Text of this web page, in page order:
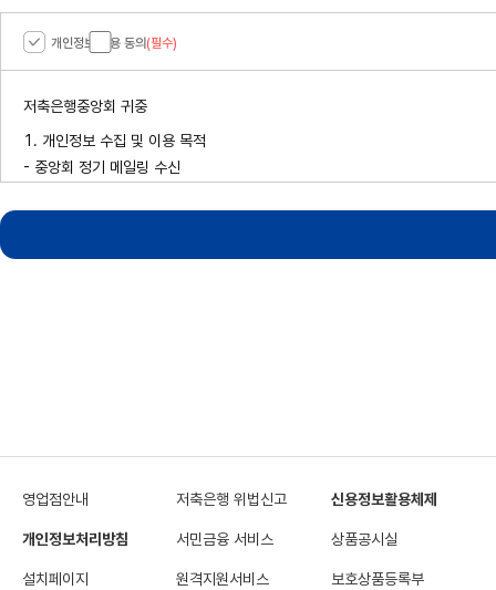
개인정보 이용 동의 (필수)
저축은행중앙회 귀중
1. 개인정보 수집 및 이용 목적
- 중앙회 정기 메일링 수신
영업점안내 저축은행 위법신고 신용정보활용체제
개인정보처리방침 서민금융 서비스 상품공시실
설치페이지 원격지원서비스 보호상품등록부